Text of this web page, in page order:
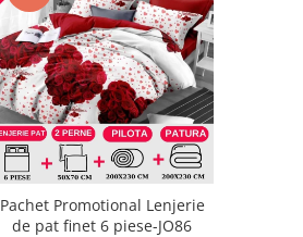
Pachet Promotional Lenjerie
de pat finet 6 piese-JO86